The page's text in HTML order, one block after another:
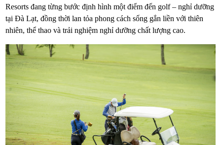
Resorts đang từng bước định hình một điểm đến golf – nghỉ dưỡng
tại Đà Lạt, đồng thời lan tỏa phong cách sống gắn liền với thiên
nhiên, thể thao và trải nghiệm nghỉ dưỡng chất lượng cao.